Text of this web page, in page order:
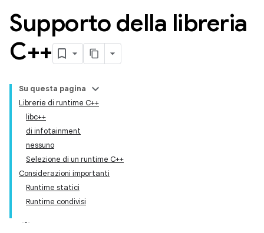
Supporto della libreria
C++
Su questa pagina
Librerie di runtime C++
libc++
di infotainment
nessuno
Selezione di un runtime C++
Considerazioni importanti
Runtime statici
Runtime condivisi